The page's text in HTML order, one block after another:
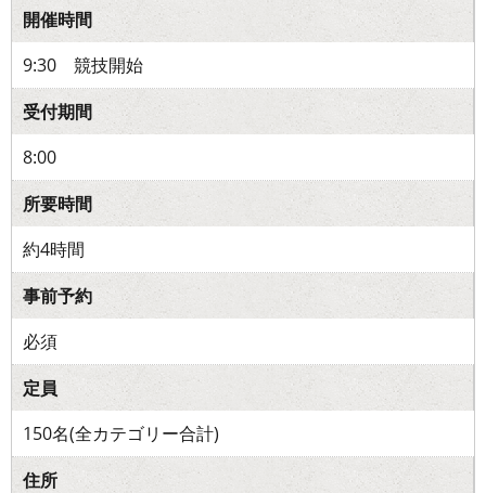
開催時間
9:30 競技開始
受付期間
8:00
所要時間
約4時間
事前予約
必須
定員
150名(全カテゴリー合計)
住所